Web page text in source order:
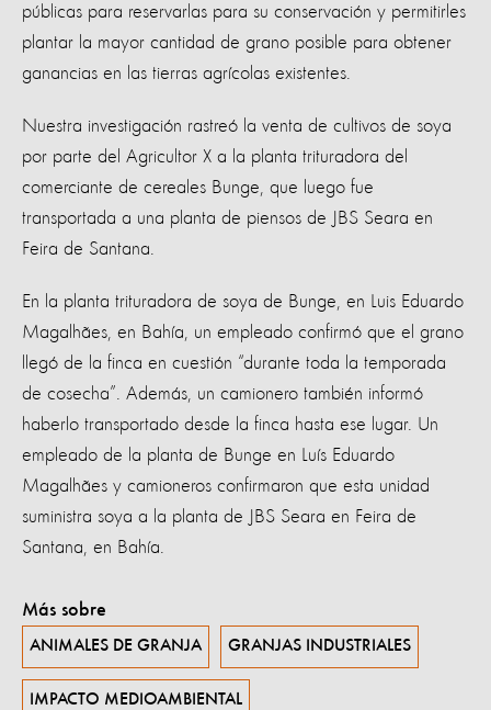
públicas para reservarlas para su conservación y permitirles
plantar la mayor cantidad de grano posible para obtener
ganancias en las tierras agrícolas existentes.
Nuestra investigación rastreó la venta de cultivos de soya
por parte del Agricultor X a la planta trituradora del
comerciante de cereales Bunge, que luego fue
transportada a una planta de piensos de JBS Seara en
Feira de Santana.
En la planta trituradora de soya de Bunge, en Luis Eduardo
Magalhães, en Bahía, un empleado confirmó que el grano
llegó de la finca en cuestión “durante toda la temporada
de cosecha”. Además, un camionero también informó
haberlo transportado desde la finca hasta ese lugar. Un
empleado de la planta de Bunge en Luís Eduardo
Magalhães y camioneros confirmaron que esta unidad
suministra soya a la planta de JBS Seara en Feira de
Santana, en Bahía.
Más sobre
ANIMALES DE GRANJA GRANJAS INDUSTRIALES
IMPACTO MEDIOAMBIENTAL